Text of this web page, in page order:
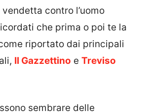
contro l’uomo
che prima o poi te la
riportato dai principali
Il Gazzettino e Treviso
sembrare delle